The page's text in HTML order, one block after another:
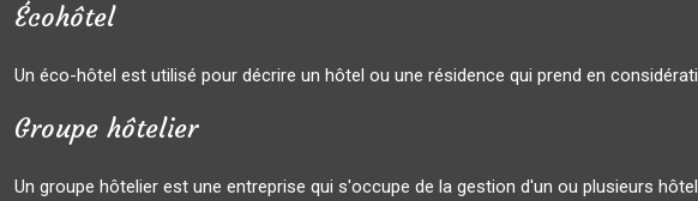
Écohôtel
Un éco-hôtel est utilisé pour décrire un hôtel ou une résidence qui prend en
Groupe hôtelier
Un groupe hôtelier est une entreprise qui s'occupe de la gestion d'un ou plusieurs